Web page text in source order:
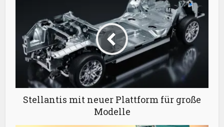
Stellantis mit neuer Plattform für große
Modelle